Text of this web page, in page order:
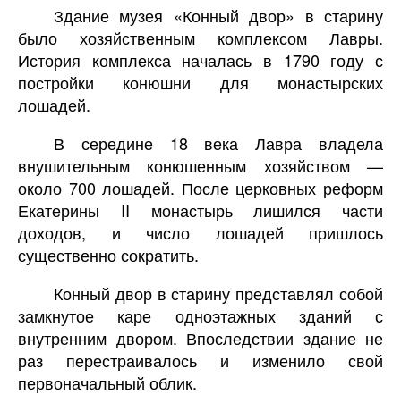
Здание музея «Конный двор» в старину
было хозяйственным комплексом Лавры.
История комплекса началась в 1790 году с
постройки конюшни для монастырских
лошадей.
В середине 18 века Лавра владела
внушительным конюшенным хозяйством —
около 700 лошадей. После церковных реформ
Екатерины II монастырь лишился части
доходов, и число лошадей пришлось
существенно сократить.
Конный двор в старину представлял собой
замкнутое каре одноэтажных зданий с
внутренним двором. Впоследствии здание не
раз перестраивалось и изменило свой
первоначальный облик.